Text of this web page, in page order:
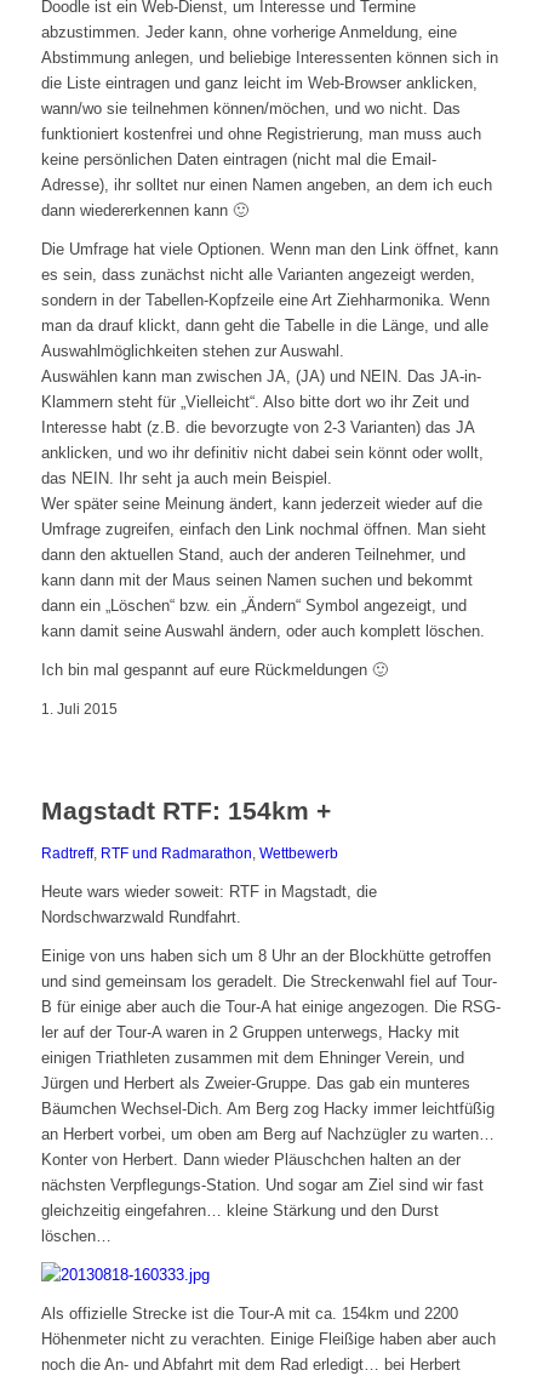
Doodle ist ein Web-Dienst, um Interesse und Termine
abzustimmen. Jeder kann, ohne vorherige Anmeldung, eine
Abstimmung anlegen, und beliebige Interessenten können sich in
die Liste eintragen und ganz leicht im Web-Browser anklicken,
wann/wo sie teilnehmen können/möchen, und wo nicht. Das
funktioniert kostenfrei und ohne Registrierung, man muss auch
keine persönlichen Daten eintragen (nicht mal die Email-
Adresse), ihr solltet nur einen Namen angeben, an dem ich euch
dann wiedererkennen kann 🙂
Die Umfrage hat viele Optionen. Wenn man den Link öffnet, kann
es sein, dass zunächst nicht alle Varianten angezeigt werden,
sondern in der Tabellen-Kopfzeile eine Art Ziehharmonika. Wenn
man da drauf klickt, dann geht die Tabelle in die Länge, und alle
Auswahlmöglichkeiten stehen zur Auswahl.
Auswählen kann man zwischen JA, (JA) und NEIN. Das JA-in-
Klammern steht für „Vielleicht“. Also bitte dort wo ihr Zeit und
Interesse habt (z.B. die bevorzugte von 2-3 Varianten) das JA
anklicken, und wo ihr definitiv nicht dabei sein könnt oder wollt,
das NEIN. Ihr seht ja auch mein Beispiel.
Wer später seine Meinung ändert, kann jederzeit wieder auf die
Umfrage zugreifen, einfach den Link nochmal öffnen. Man sieht
dann den aktuellen Stand, auch der anderen Teilnehmer, und
kann dann mit der Maus seinen Namen suchen und bekommt
dann ein „Löschen“ bzw. ein „Ändern“ Symbol angezeigt, und
kann damit seine Auswahl ändern, oder auch komplett löschen.
Ich bin mal gespannt auf eure Rückmeldungen 🙂
1. Juli 2015
Magstadt RTF: 154km +
Radtreff, RTF und Radmarathon Wettbewerb
Heute wars wieder soweit: RTF in Magstadt, die
Nordschwarzwald Rundfahrt.
Einige von uns haben sich um 8 Uhr an der Blockhütte getroffen
und sind gemeinsam los geradelt. Die Streckenwahl fiel auf Tour-
B für einige aber auch die Tour-A hat einige angezogen. Die RSG-
ler auf der Tour-A waren in 2 Gruppen unterwegs, Hacky mit
einigen Triathleten zusammen mit dem Ehninger Verein, und
Jürgen und Herbert als Zweier-Gruppe. Das gab ein munteres
Bäumchen Wechsel-Dich. Am Berg zog Hacky immer leichtfüßig
an Herbert vorbei, um oben am Berg auf Nachzügler zu warten…
Konter von Herbert. Dann wieder Pläuschchen halten an der
nächsten Verpflegungs-Station. Und sogar am Ziel sind wir fast
gleichzeitig eingefahren… kleine Stärkung und den Durst
löschen…
Als offizielle Strecke ist die Tour-A mit ca. 154km und 2200
Höhenmeter nicht zu verachten. Einige Fleißige haben aber auch
noch die An- und Abfahrt mit dem Rad erledigt… bei Herbert